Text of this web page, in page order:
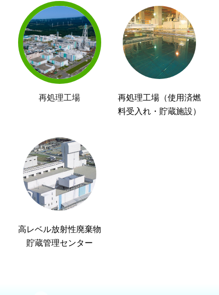
再処理工場
再処理工場（使用済燃
料受入れ・貯蔵施設）
高レベル放射性廃棄物
貯蔵管理センター